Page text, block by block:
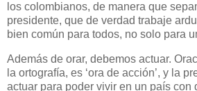
los colombianos, de manera que
presidente, que de verdad trabaje
bien común para todos, no solo para
Además de orar, debemos actuar.
la ortografía, es ‘ora de acción’, y la
actuar para poder vivir en un país con